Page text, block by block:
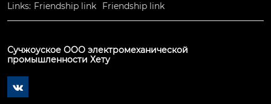
Links: Friendship link Friendship link
Сучжоуское ООО электромеханической
промышленности Хету
